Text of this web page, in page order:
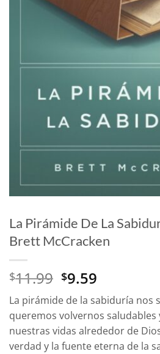
La Pirámide De La
Brett McCracken
$11.99 El
precio
original
era:
$11.99.
$9.59
precio
actual
es:
$9.59.
La pirámide de la sabiduría nos
queremos volvernos
nuestras vidas alrededor de
verdad y la fuente eterna de la